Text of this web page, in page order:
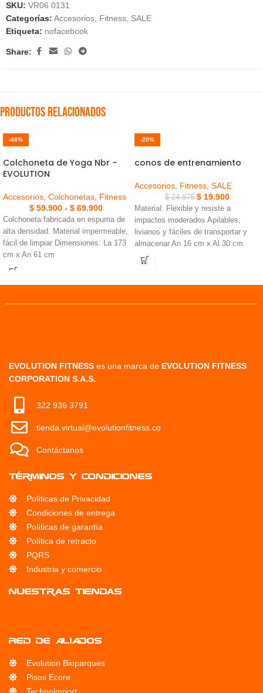
SKU: VR06 0131
Categorías: Accesorios Fitness SALE
Etiqueta: nofacebook
Share:
Productos relacionados
-48%
Colchoneta de Yoga Nbr –
EVOLUTION
Accesorios Colchonetas Fitness
$59.900 - $69.900
Colchoneta fabricada en espuma de
alta densidad. Material impermeable,
fácil de limpiar Dimensiones: La 173
cm x An 61 cm
-20%
conos de entrenamiento
Accesorios Fitness SALE
$24.875 $ 19.900
Material: Flexible y resiste a
impactos moderados Apilables,
livianos y fáciles de transportar y
almacenar An 16 cm x Al 30 cm
Color: naranja resistente a la
EVOLUTION FITNESS es una marca de EVOLUTION FITNESS
CORPORATION S.A.S.
322 936 3791
tienda.virtual@evolutionfitness.co
Contáctanos
Términos y condiciones
Políticas de Privacidad
Condiciones de entrega
Políticas de garantía
Política de retracto
PQRS
Industria y comercio
Nuestras Tiendas
RED DE ALIADOS
Evolution Bioparques
Pisos Ecore
Technoimport